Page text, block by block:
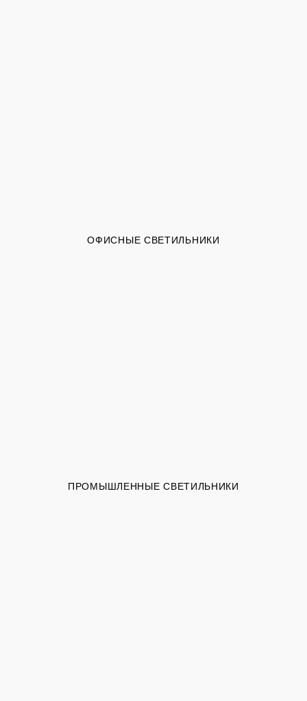
ОФИСНЫЕ СВЕТИЛЬНИКИ
ПРОМЫШЛЕННЫЕ СВЕТИЛЬНИКИ